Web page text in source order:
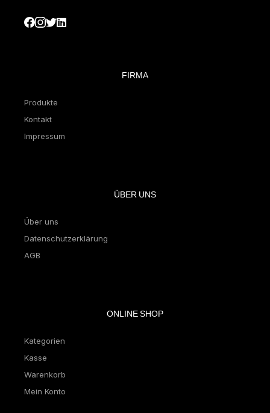
FIRMA
Produkte
Kontakt
Impressum
ÜBER UNS
Über uns
Datenschutzerklärung
AGB
ONLINE SHOP
Kategorien
Kasse
Warenkorb
Mein Konto